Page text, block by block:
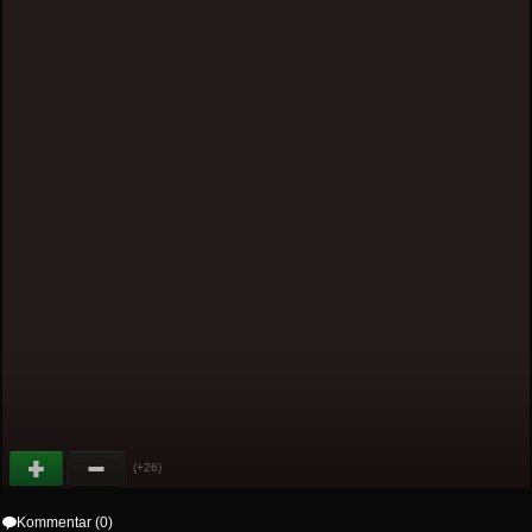
(+26)
Kommentar (0)